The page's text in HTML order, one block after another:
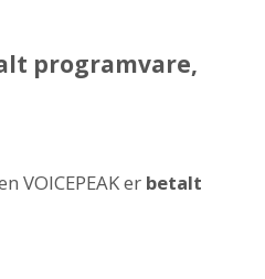
programvare,
VOICEPEAK er betalt